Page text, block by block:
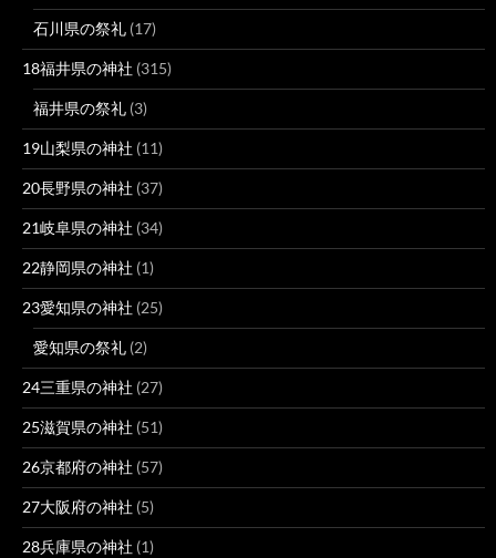
石川県の祭礼 (17)
18福井県の神社 (315)
福井県の祭礼 (3)
19山梨県の神社 (11)
20長野県の神社 (37)
21岐阜県の神社 (34)
22静岡県の神社 (1)
23愛知県の神社 (25)
愛知県の祭礼 (2)
24三重県の神社 (27)
25滋賀県の神社 (51)
26京都府の神社 (57)
27大阪府の神社 (5)
28兵庫県の神社 (1)